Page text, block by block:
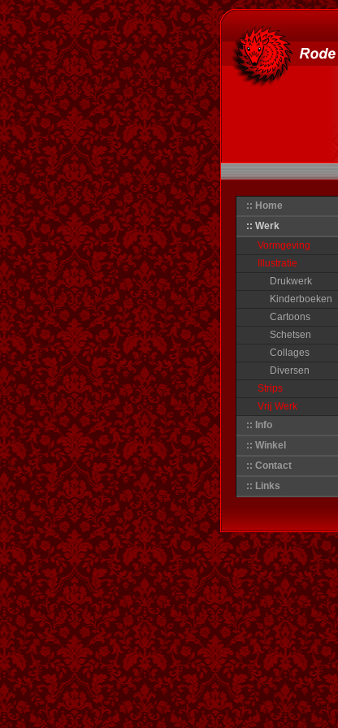
:: Home
:: Werk
Vormgeving
Illustratie
Drukwerk
Kinderboeken
Cartoons
Schetsen
Collages
Diversen
Strips
Vrij Werk
:: Info
:: Winkel
:: Contact
:: Links